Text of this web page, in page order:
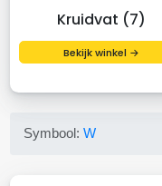
Kruidvat (7)
Bekijk winkel →
Symbool:W